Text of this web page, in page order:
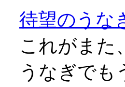
待望のう
これがまた
うなぎでも